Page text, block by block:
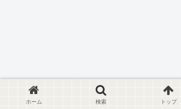
ホーム 検索 トップ